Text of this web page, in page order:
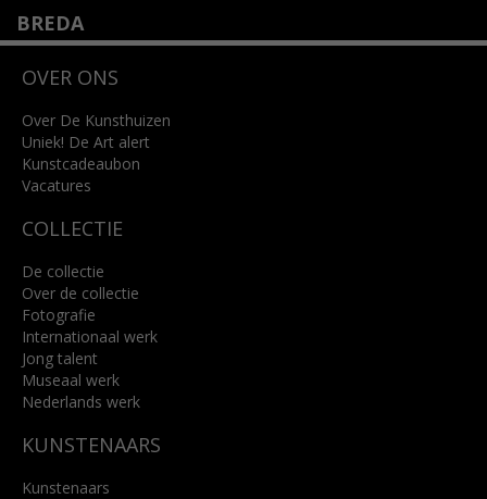
BREDA
4818 SB Breda
info@kunsthuisbreda.nl
Lees meer
OVER ONS
Over De Kunsthuizen
Uniek! De Art alert
Kunstcadeaubon
Vacatures
COLLECTIE
De collectie
Over de collectie
Fotografie
Internationaal werk
Jong talent
Museaal werk
Nederlands werk
KUNSTENAARS
Kunstenaars